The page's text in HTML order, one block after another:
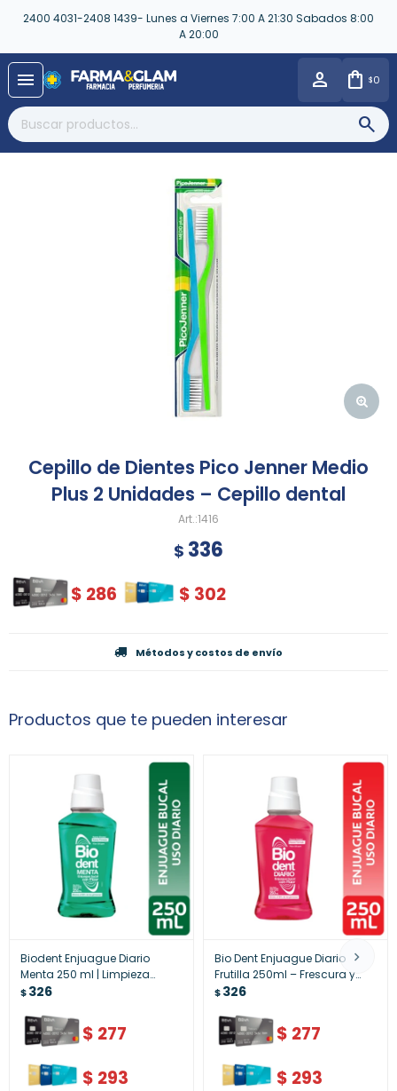
2400 4031-2408 1439- Lunes a Viernes 7:00 A 21:30 Sabados 8:00
A 20:00
menu $0
Cepillo de Dientes Pico Jenner Medio
Plus 2 Unidades – Cepillo dental
1416
$ 336
$ 286 $ 302
Métodos y costos de envío
Productos que te pueden interesar
Biodent Enjuague Diario
Menta 250 ml | Limpieza
Suave y Fresca
$326
$ 277
$ 293
Bio Dent Enjuague Diario
Frutilla 250ml – Frescura y
Protección Diaria
$326
$ 277
$ 293